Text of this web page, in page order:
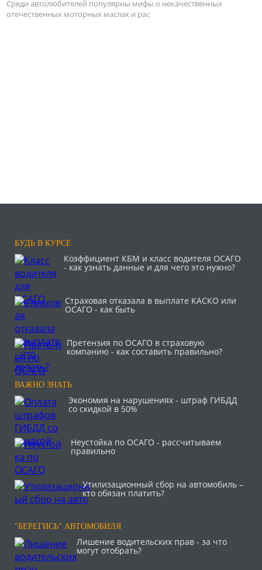
Среди автолюбителей популярны мифы о некачественных
отечественных моторных маслах и рас
БУДЬ В КУРСЕ
Коэффициент КБМ и класс водителя ОСАГО
- как узнать данные и для чего это нужно?
Страховая отказала в выплате КАСКО или
ОСАГО - как быть
Претензия по ОСАГО в страховую
компанию - как составить правильно?
ВАЖНО ЗНАТЬ
Экономия на нарушениях - штраф ГИБДД
со скидкой в 50%
Неустойка по ОСАГО - рассчитываем
правильно
Утилизационный сбор на автомобиль –
кто обязан платить?
"БЕРЕГИСЬ" АВТОМОБИЛЯ
Лишение водительских прав - за что
могут отобрать?